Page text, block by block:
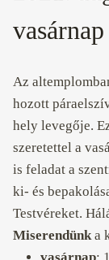
vasárnap
Az
hozott
hely levegője.
szeretettel a
is feladat a
ki- és
Testvéreket.
Miserendünka